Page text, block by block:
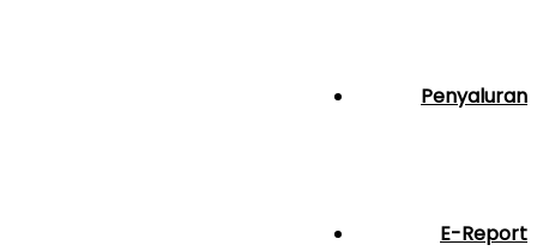
Penyaluran
E-Report